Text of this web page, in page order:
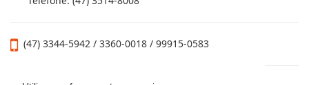
Av. Brasil, 2418 - Centro
CEP: 88330-407
Telefone: (47) 3514-8008